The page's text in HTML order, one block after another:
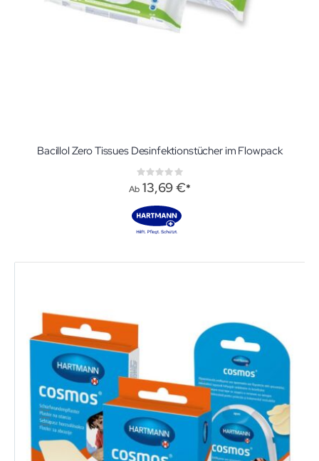
Bacillol Zero Tissues Desinfektionstücher im Flowpack
Rating:
0%
Ab 13,69 €